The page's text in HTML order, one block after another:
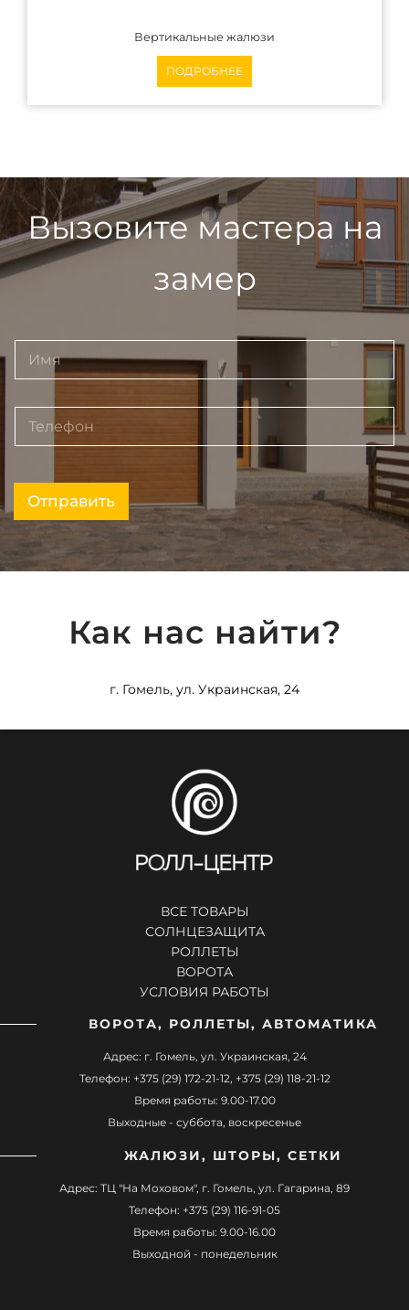
Вертикальные жалюзи
ПОДРОБНЕЕ
Вызовите мастера на
замер
Отправить
Как нас найти?
г. Гомель, ул. Украинская, 24
ВСЕ ТОВАРЫ
СОЛНЦЕЗАЩИТА
РОЛЛЕТЫ
ВОРОТА
УСЛОВИЯ РАБОТЫ
ВОРОТА, РОЛЛЕТЫ, АВТОМАТИКА
Адрес: г. Гомель, ул. Украинская, 24
Телефон: +375 (29) 172-21-12, +375 (29) 118-21-12
Время работы: 9.00-17.00
Выходные - суббота, воскресенье
ЖАЛЮЗИ, ШТОРЫ, СЕТКИ
Адрес: ТЦ "На Моховом", г. Гомель, ул. Гагарина, 89
Телефон: +375 (29) 116-91-05
Время работы: 9.00-16.00
Выходной - понедельник